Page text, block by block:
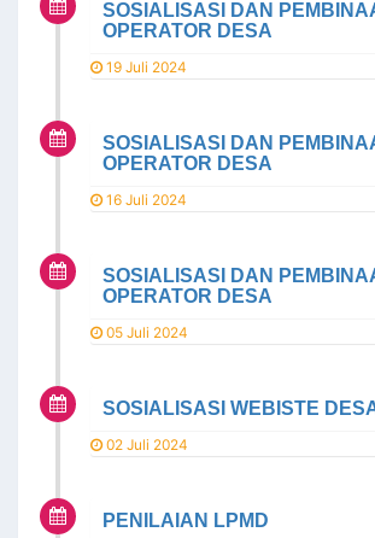
SOSIALISASI DAN
OPERATOR DESA
19 Juli 2024
SOSIALISASI DAN
OPERATOR DESA
16 Juli 2024
SOSIALISASI DAN
OPERATOR DESA
05 Juli 2024
SOSIALISASI WEBISTE
02 Juli 2024
PENILAIAN LPMD